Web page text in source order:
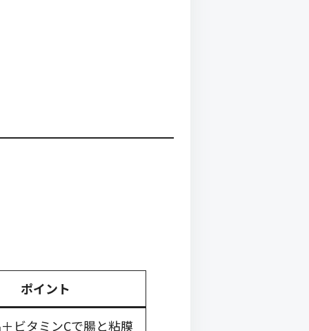
ポイント
ビタミンCで腸と粘膜